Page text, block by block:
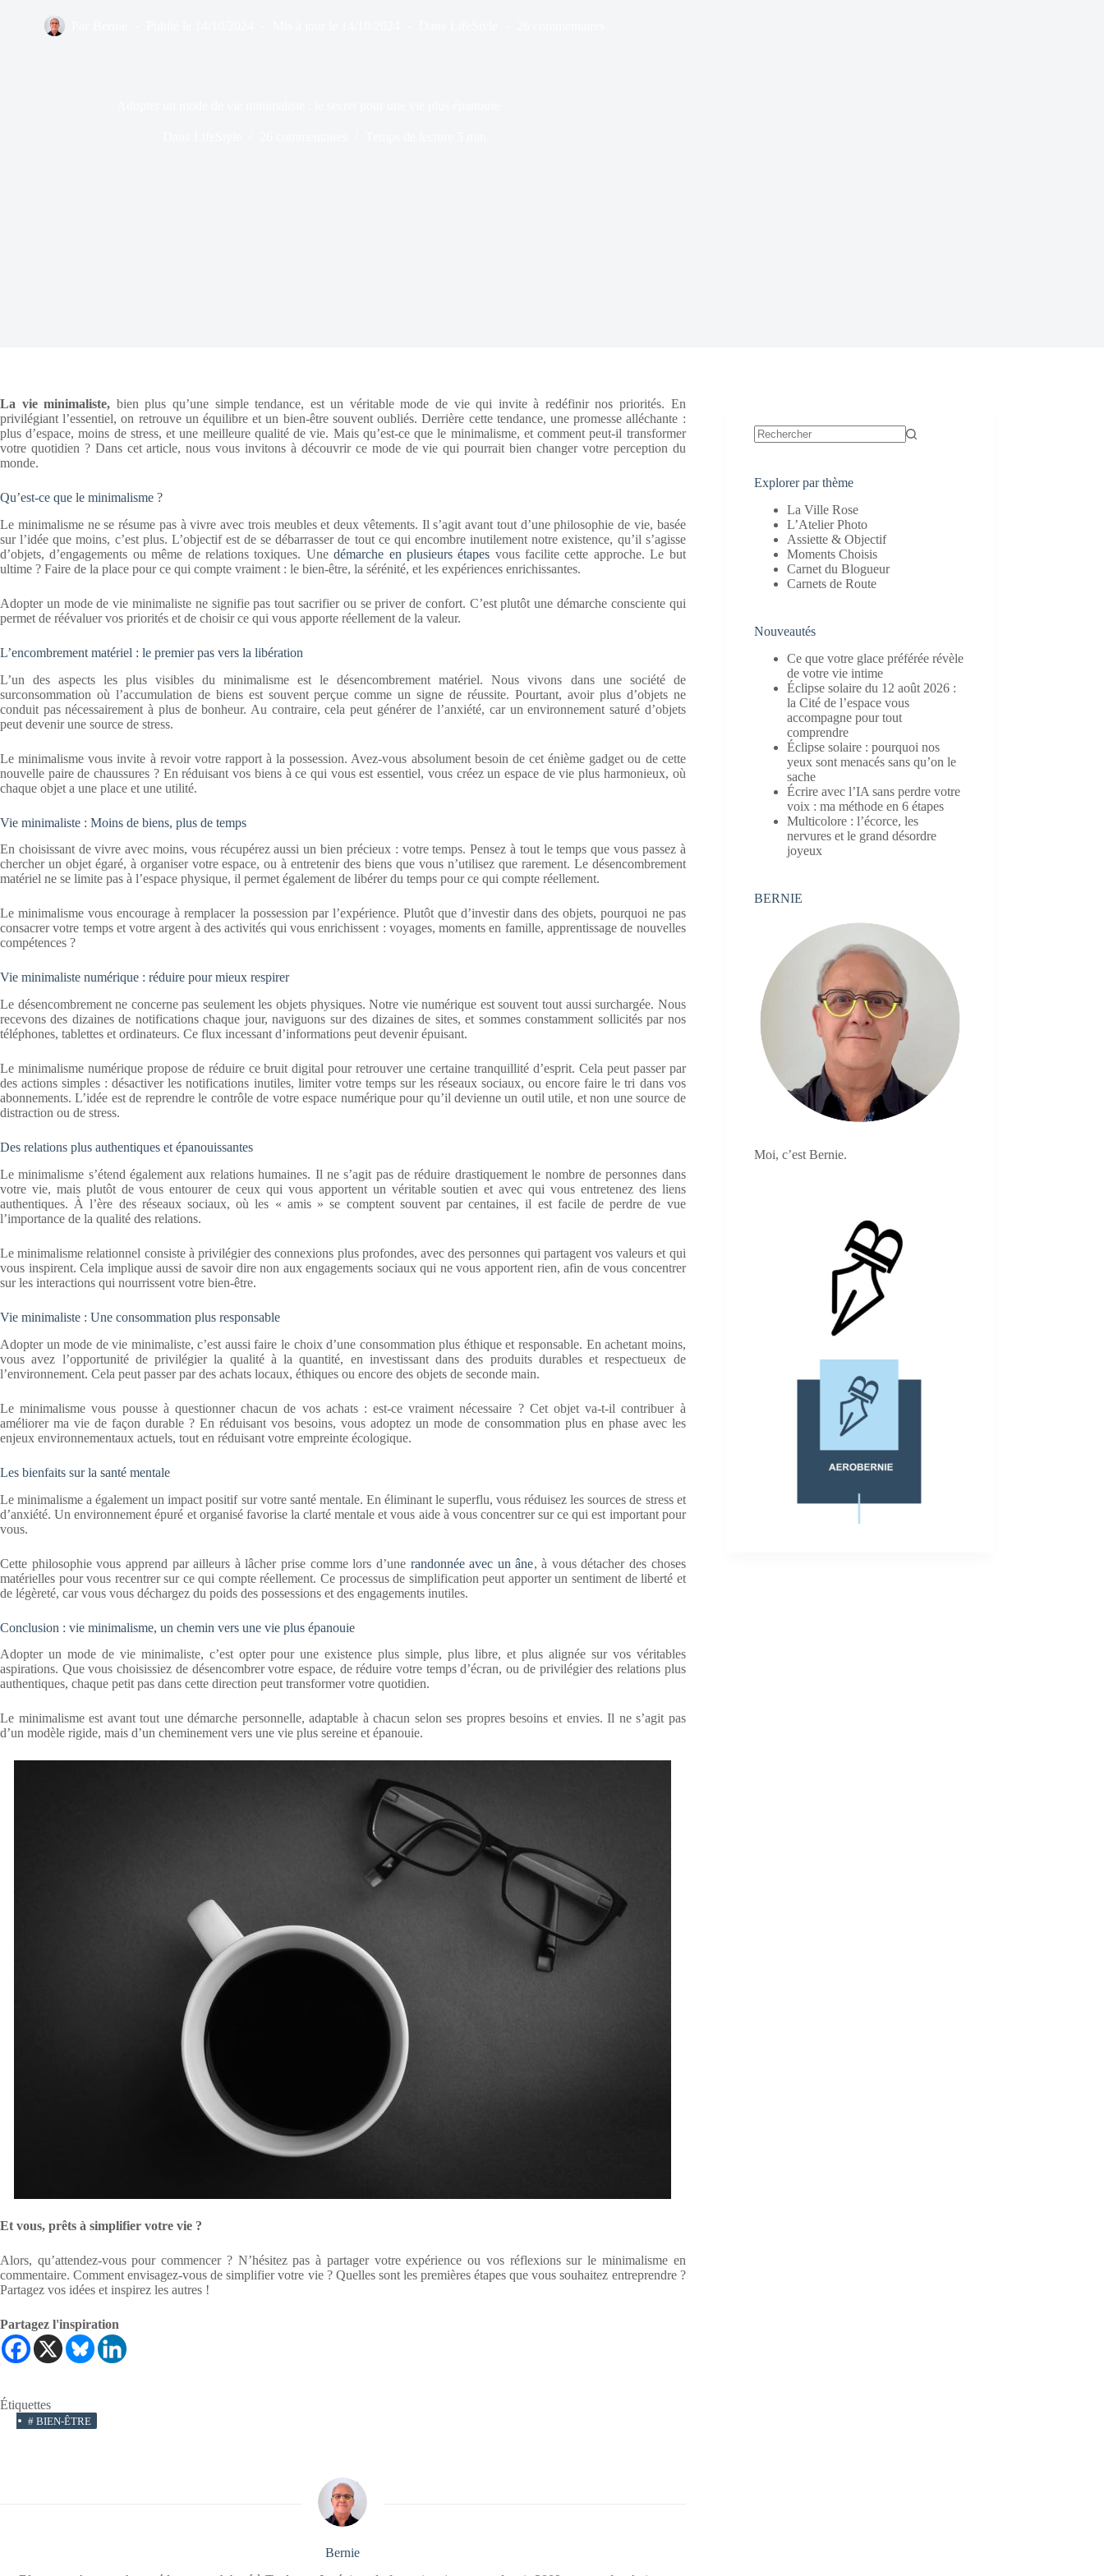
La vie minimaliste, bien plus qu’une simple tendance, est un véritable mode de vie qui invite à redéfinir nos priorités. En
privilégiant l’essentiel, on retrouve un équilibre et un bien-être souvent oubliés. Derrière cette tendance, une promesse alléchante :
plus d’espace, moins de stress, et une meilleure qualité de vie. Mais qu’est-ce que le minimalisme, et comment peut-il transformer
votre quotidien ? Dans cet article, nous vous invitons à découvrir ce mode de vie qui pourrait bien changer votre perception du
monde.
Qu’est-ce que le minimalisme ?
Le minimalisme ne se résume pas à vivre avec trois meubles et deux vêtements. Il s’agit avant tout d’une philosophie de vie, basée
sur l’idée que moins, c’est plus. L’objectif est de se débarrasser de tout ce qui encombre inutilement notre existence, qu’il s’agisse
d’objets, d’engagements ou même de relations toxiques. Unedémarche en plusieurs étapes vous facilite cette approche. Le but
ultime ? Faire de la place pour ce qui compte vraiment : le bien-être, la sérénité, et les expériences enrichissantes.
Adopter un mode de vie minimaliste ne signifie pas tout sacrifier ou se priver de confort. C’est plutôt une démarche consciente qui
permet de réévaluer vos priorités et de choisir ce qui vous apporte réellement de la valeur.
L’encombrement matériel : le premier pas vers la libération
L’un des aspects les plus visibles du minimalisme est le désencombrement matériel. Nous vivons dans une société de
surconsommation où l’accumulation de biens est souvent perçue comme un signe de réussite. Pourtant, avoir plus d’objets ne
conduit pas nécessairement à plus de bonheur. Au contraire, cela peut générer de l’anxiété, car un environnement saturé d’objets
peut devenir une source de stress.
Le minimalisme vous invite à revoir votre rapport à la possession. Avez-vous absolument besoin de cet énième gadget ou de cette
nouvelle paire de chaussures ? En réduisant vos biens à ce qui vous est essentiel, vous créez un espace de vie plus harmonieux, où
chaque objet a une place et une utilité.
Vie minimaliste : Moins de biens, plus de temps
En choisissant de vivre avec moins, vous récupérez aussi un bien précieux : votre temps. Pensez à tout le temps que vous passez à
chercher un objet égaré, à organiser votre espace, ou à entretenir des biens que vous n’utilisez que rarement. Le désencombrement
matériel ne se limite pas à l’espace physique, il permet également de libérer du temps pour ce qui compte réellement.
Le minimalisme vous encourage à remplacer la possession par l’expérience. Plutôt que d’investir dans des objets, pourquoi ne pas
consacrer votre temps et votre argent à des activités qui vous enrichissent : voyages, moments en famille, apprentissage de nouvelles
compétences ?
Vie minimaliste numérique : réduire pour mieux respirer
Le désencombrement ne concerne pas seulement les objets physiques. Notre vie numérique est souvent tout aussi surchargée. Nous
recevons des dizaines de notifications chaque jour, naviguons sur des dizaines de sites, et sommes constamment sollicités par nos
téléphones, tablettes et ordinateurs. Ce flux incessant d’informations peut devenir épuisant.
Le minimalisme numérique propose de réduire ce bruit digital pour retrouver une certaine tranquillité d’esprit. Cela peut passer par
des actions simples : désactiver les notifications inutiles, limiter votre temps sur les réseaux sociaux, ou encore faire le tri dans vos
abonnements. L’idée est de reprendre le contrôle de votre espace numérique pour qu’il devienne un outil utile, et non une source de
distraction ou de stress.
Des relations plus authentiques et épanouissantes
Le minimalisme s’étend également aux relations humaines. Il ne s’agit pas de réduire drastiquement le nombre de personnes dans
votre vie, mais plutôt de vous entourer de ceux qui vous apportent un véritable soutien et avec qui vous entretenez des liens
authentiques. À l’ère des réseaux sociaux, où les « amis » se comptent souvent par centaines, il est facile de perdre de vue
l’importance de la qualité des relations.
Le minimalisme relationnel consiste à privilégier des connexions plus profondes, avec des personnes qui partagent vos valeurs et qui
vous inspirent. Cela implique aussi de savoir dire non aux engagements sociaux qui ne vous apportent rien, afin de vous concentrer
sur les interactions qui nourrissent votre bien-être.
Vie minimaliste : Une consommation plus responsable
Adopter un mode de vie minimaliste, c’est aussi faire le choix d’une consommation plus éthique et responsable. En achetant moins,
vous avez l’opportunité de privilégier la qualité à la quantité, en investissant dans des produits durables et respectueux de
l’environnement. Cela peut passer par des achats locaux, éthiques ou encore des objets de seconde main.
Le minimalisme vous pousse à questionner chacun de vos achats : est-ce vraiment nécessaire ? Cet objet va-t-il contribuer à
améliorer ma vie de façon durable ? En réduisant vos besoins, vous adoptez un mode de consommation plus en phase avec les
enjeux environnementaux actuels, tout en réduisant votre empreinte écologique.
Les bienfaits sur la santé mentale
Le minimalisme a également un impact positif sur votre santé mentale. En éliminant le superflu, vous réduisez les sources de stress et
d’anxiété. Un environnement épuré et organisé favorise la clarté mentale et vous aide à vous concentrer sur ce qui est important pour
vous.
Cette philosophie vous apprend par ailleurs à lâcher prise comme lors d’une randonnée avec un âne, à vous détacher des choses
matérielles pour vous recentrer sur ce qui compte réellement. Ce processus de simplification peut apporter un sentiment de liberté et
de légèreté, car vous vous déchargez du poids des possessions et des engagements inutiles.
Conclusion : vie minimalisme, un chemin vers une vie plus épanouie
Adopter un mode de vie minimaliste, c’est opter pour une existence plus simple, plus libre, et plus alignée sur vos véritables
aspirations. Que vous choisissiez de désencombrer votre espace, de réduire votre temps d’écran, ou de privilégier des relations plus
authentiques, chaque petit pas dans cette direction peut transformer votre quotidien.
Le minimalisme est avant tout une démarche personnelle, adaptable à chacun selon ses propres besoins et envies. Il ne s’agit pas
d’un modèle rigide, mais d’un cheminement vers une vie plus sereine et épanouie.
Et vous, prêts à simplifier votre vie ?
Alors, qu’attendez-vous pour commencer ? N’hésitez pas à partager votre expérience ou vos réflexions sur le minimalisme en
commentaire. Comment envisagez-vous de simplifier votre vie ? Quelles sont les premières étapes que vous souhaitez entreprendre ?
Partagez vos idées et inspirez les autres !
Partagez l'inspiration
Étiquettes
# BIEN-ÊTRE
Bernie
Explorer par thème
La Ville Rose
L’Atelier Photo
Assiette & Objectif
Moments Choisis
Carnet du Blogueur
Carnets de Route
Nouveautés
Ce que votre glace préférée révèle
de votre vie intime
Éclipse solaire du 12 août 2026 :
la Cité de l’espace vous
accompagne pour tout
comprendre
Éclipse solaire : pourquoi nos
yeux sont menacés sans qu’on le
sache
Écrire avec l’IA sans perdre votre
voix : ma méthode en 6 étapes
Multicolore : l’écorce, les
nervures et le grand désordre
joyeux
BERNIE
Moi, c’est Bernie.